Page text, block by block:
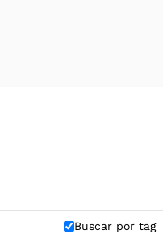
Buscar por tag